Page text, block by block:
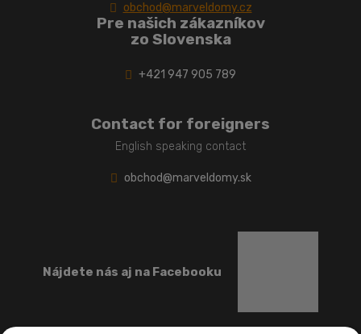
obchod@marveldomy.cz
Pre našich zákazníkov
zo Slovenska
+421 947 905 789
Contact for foreigners
English speaking contact
obchod@marveldomy.sk
Nájdete nás aj na Facebooku